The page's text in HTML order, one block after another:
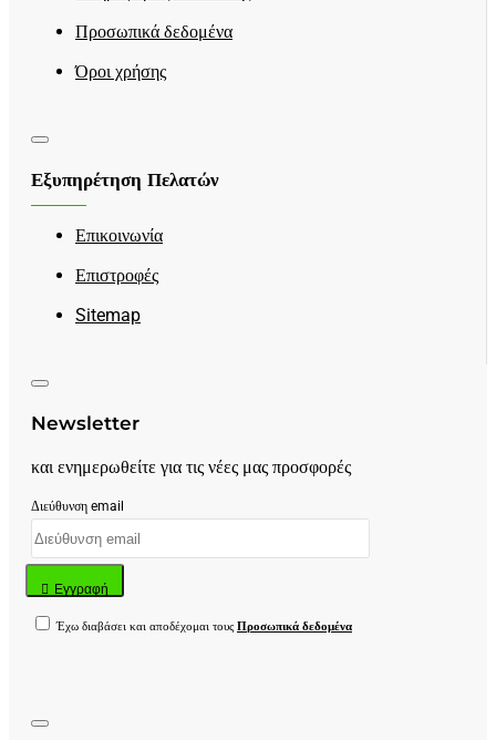
Προσωπικά δεδομένα
Όροι χρήσης
Εξυπηρέτηση Πελατών
Επικοινωνία
Επιστροφές
Sitemap
Newsletter
και ενημερωθείτε για τις νέες μας προσφορές
Διεύθυνση email
Εγγραφή
Έχω διαβάσει και αποδέχομαι τους Προσωπικά δεδομένα